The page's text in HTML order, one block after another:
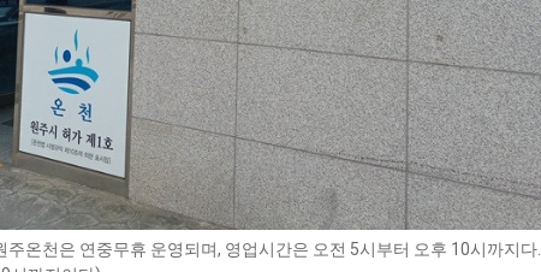
주온천은 연중무휴 운영되며, 영업시간은 오전 5시부터 오후 10시까지다.